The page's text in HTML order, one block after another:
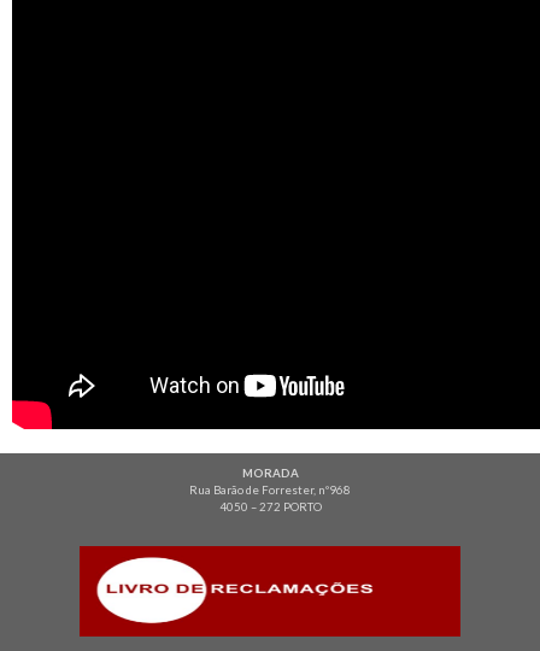
MORADA
Rua Barão de Forrester, nº968
4050 – 272 PORTO